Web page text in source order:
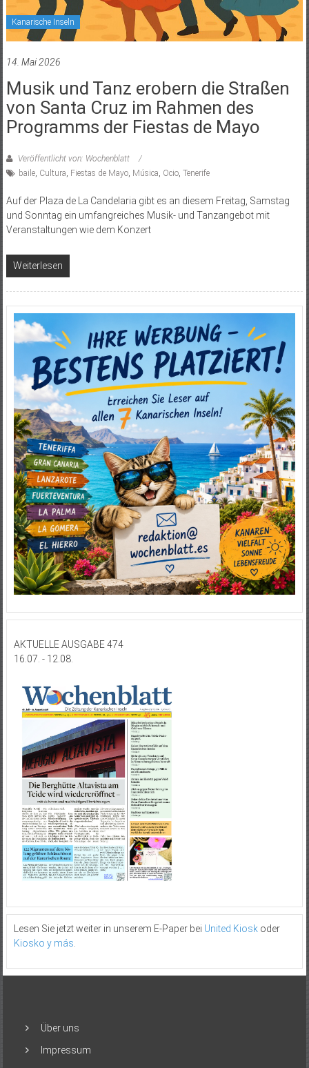
Kanarische Inseln
14. Mai 2026
Musik und Tanz erobern die Straßen
von Santa Cruz im Rahmen des
Programms der Fiestas de Mayo
Veröffentlicht von: Wochenblatt
baile, Cultura, Fiestas de Mayo, Música, Ocio, Tenerife
Auf der Plaza de La Candelaria gibt es an diesem Freitag, Samstag
und Sonntag ein umfangreiches Musik- und Tanzangebot mit
Veranstaltungen wie dem Konzert
Weiterlesen
AKTUELLE AUSGABE 474
16.07. - 12.08.
Lesen Sie jetzt weiter in unserem E-Paper bei United Kioskoder
Kiosko y más
Über uns
Impressum